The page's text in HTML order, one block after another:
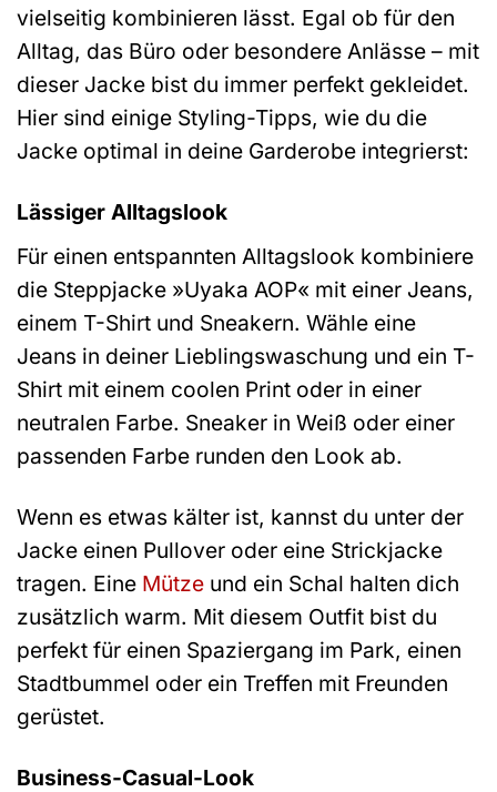
vielseitig kombinieren lässt. Egal ob für den
Alltag, das Büro oder besondere Anlässe – mit
dieser Jacke bist du immer perfekt gekleidet.
Hier sind einige Styling-Tipps, wie du die
Jacke optimal in deine Garderobe integrierst:
Lässiger Alltagslook
Für einen entspannten Alltagslook kombiniere
die Steppjacke »Uyaka AOP« mit einer Jeans,
einem T-Shirt und Sneakern. Wähle eine
Jeans in deiner Lieblingswaschung und ein T-
Shirt mit einem coolen Print oder in einer
neutralen Farbe. Sneaker in Weiß oder einer
passenden Farbe runden den Look ab.
Wenn es etwas kälter ist, kannst du unter der
Jacke einen Pullover oder eine Strickjacke
tragen. Eine Mütze und ein Schal halten dich
zusätzlich warm. Mit diesem Outfit bist du
perfekt für einen Spaziergang im Park, einen
Stadtbummel oder ein Treffen mit Freunden
gerüstet.
Business-Casual-Look